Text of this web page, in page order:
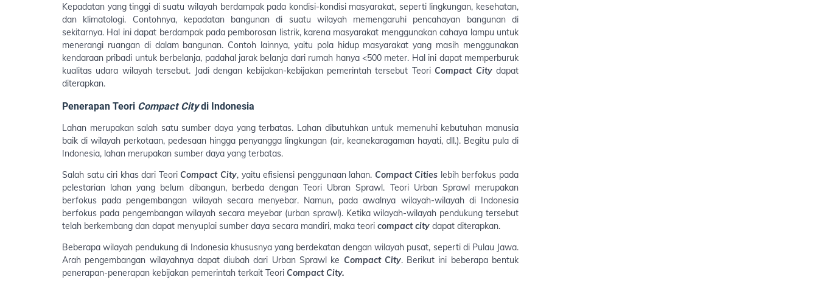
Kepadatan yang tinggi di suatu wilayah berdampak pada kondisi-kondisi masyarakat, seperti lingkungan, kesehatan,
dan klimatologi. Contohnya, kepadatan bangunan di suatu wilayah memengaruhi pencahayan bangunan di
sekitarnya. Hal ini dapat berdampak pada pemborosan listrik, karena masyarakat menggunakan cahaya lampu untuk
menerangi ruangan di dalam bangunan. Contoh lainnya, yaitu pola hidup masyarakat yang masih menggunakan
kendaraan pribadi untuk berbelanja, padahal jarak belanja dari rumah hanya <500 meter. Hal ini dapat memperburuk
kualitas udara wilayah tersebut. Jadi dengan kebijakan-kebijakan pemerintah tersebut Teori Compact Citydapat
diterapkan.
Penerapan Teori Compact Citydi Indonesia
Lahan merupakan salah satu sumber daya yang terbatas. Lahan dibutuhkan untuk memenuhi kebutuhan manusia
baik di wilayah perkotaan, pedesaan hingga penyangga lingkungan (air, keanekaragaman hayati, dll.). Begitu pula di
Indonesia, lahan merupakan sumber daya yang terbatas.
Salah satu ciri khas dari Teori Compact City, yaitu efisiensi penggunaan lahan. Compact Cities lebih berfokus pada
pelestarian lahan yang belum dibangun, berbeda dengan Teori Ubran Sprawl. Teori Urban Sprawl merupakan
berfokus pada pengembangan wilayah secara menyebar. Namun, pada awalnya wilayah-wilayah di Indonesia
berfokus pada pengembangan wilayah secara meyebar (urban sprawl). Ketika wilayah-wilayah pendukung tersebut
telah berkembang dan dapat menyuplai sumber daya secara mandiri, maka teori compact city dapat diterapkan.
Beberapa wilayah pendukung di Indonesia khususnya yang berdekatan dengan wilayah pusat, seperti di Pulau Jawa.
Arah pengembangan wilayahnya dapat diubah dari Urban Sprawl ke Compact City. Berikut ini beberapa bentuk
penerapan-penerapan kebijakan pemerintah terkait Teori Compact City.